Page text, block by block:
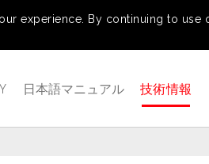
experience. By continuing to use
日本語マニュアル 技術情報